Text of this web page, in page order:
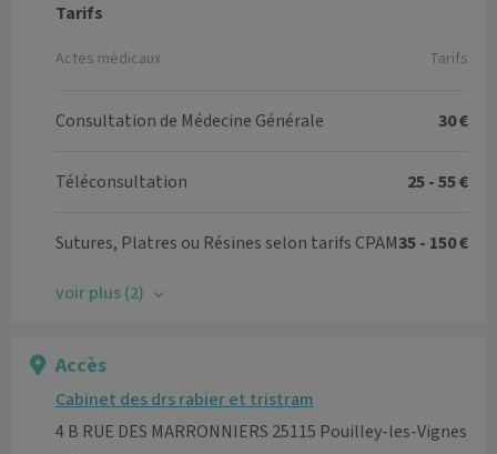
Tarifs
Actes médicaux Tarifs
Consultation de Médecine Générale 30 €
Téléconsultation 25 - 55 €
Sutures, Platres ou Résines selon tarifs CPAM35 - 150 €
voir plus (2)
Accès
Cabinet des drs rabier et tristram
4 B RUE DES MARRONNIERS 25115 Pouilley-les-Vignes